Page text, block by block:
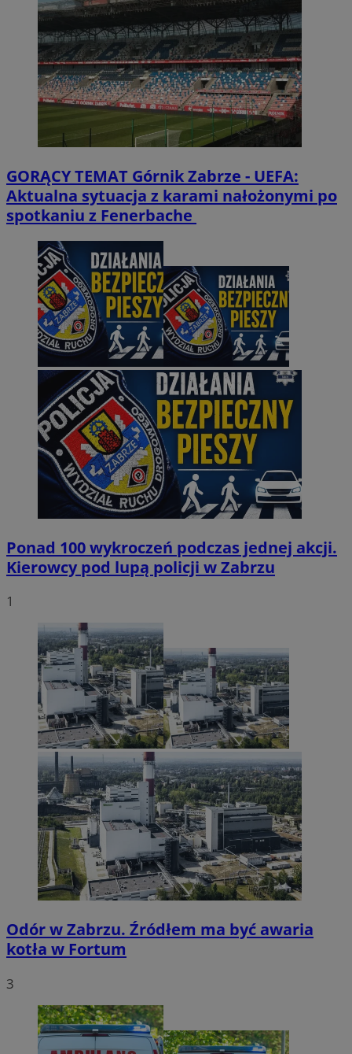
GORĄCY TEMAT Górnik Zabrze - UEFA:
Aktualna sytuacja z karami nałożonymi po
spotkaniu z Fenerbache
Ponad 100 wykroczeń podczas jednej akcji.
Kierowcy pod lupą policji w Zabrzu
1
Odór w Zabrzu. Źródłem ma być awaria
kotła w Fortum
3